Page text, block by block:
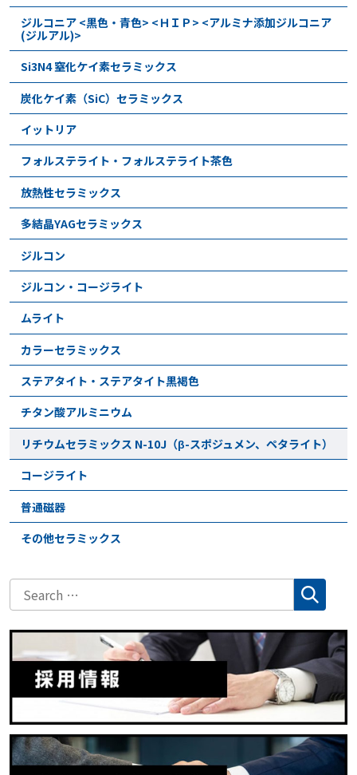
ジルコニア <黒色・青色> <ＨＩＰ> <アルミナ添加ジルコニア
(ジルアル)>
Si3N4 窒化ケイ素セラミックス
炭化ケイ素（SiC）セラミックス
イットリア
フォルステライト・フォルステライト茶色
放熱性セラミックス
多結晶YAGセラミックス
ジルコン
ジルコン・コージライト
ムライト
カラーセラミックス
ステアタイト・ステアタイト黒褐色
チタン酸アルミニウム
リチウムセラミックス N-10J（β-スポジュメン、ペタライト）
コージライト
普通磁器
その他セラミックス